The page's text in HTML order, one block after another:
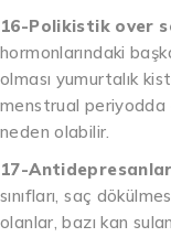
16-Polikistik over
hormonlarındaki
olması yumurtalık
menstrual periyodda
neden olabilir.
17-
sınıfları, saç
olanlar, bazı kan